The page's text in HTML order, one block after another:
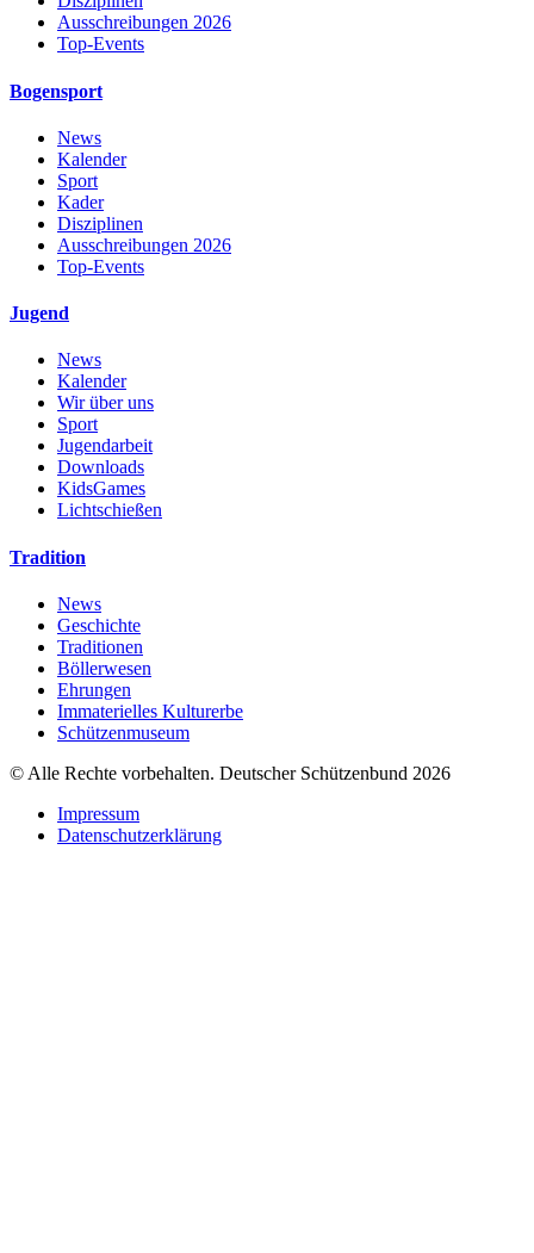
Ausschreibungen 2026
Top-Events
Bogensport
News
Kalender
Sport
Kader
Disziplinen
Ausschreibungen 2026
Top-Events
Jugend
News
Kalender
Wir über uns
Sport
Jugendarbeit
Downloads
KidsGames
Lichtschießen
Tradition
News
Geschichte
Traditionen
Böllerwesen
Ehrungen
Immaterielles Kulturerbe
Schützenmuseum
© Alle Rechte vorbehalten. Deutscher Schützenbund 2026
Impressum
Datenschutzerklärung